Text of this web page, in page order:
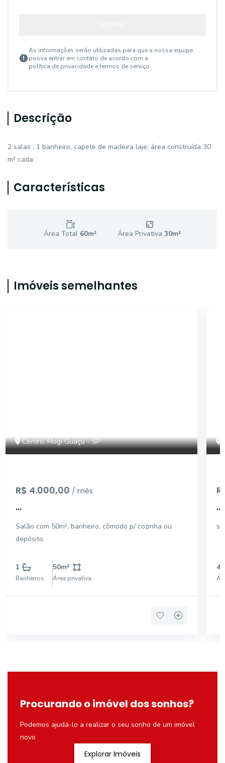
As informações serão utilizadas para que a nossa equipe
possa entrar em contato de acordo com a
política de privacidade e termos de serviço
Descrição
2 salas , 1 banheiro, capete de madeira laje, área construída 30
m² cada
Características
Área Total 60m² Área Privativa30m²
Imóveis semelhantes
Centro, Mogi Guaçu - SP
R$ 4.000,00 / mês
...
Salão com 50m², banheiro, cômodo p/ cozinha ou
depósito.
1
Banheiros
50m²
Área privativa
...
40
Procurando o imóvel dos sonhos?
Podemos ajudá-lo a realizar o seu sonho de um imóvel
novo
Explorar Imóveis